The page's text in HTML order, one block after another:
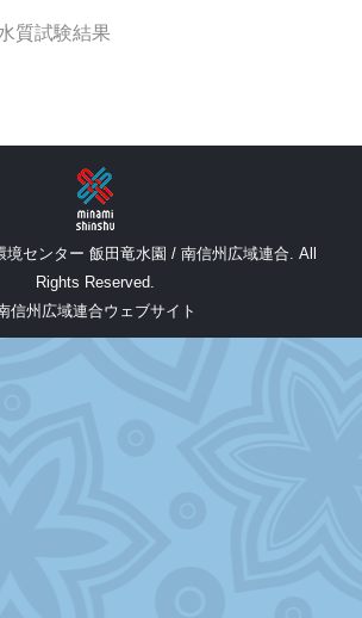
質試験結果
センター 飯田竜水園 / 南信州広域連合. All
Rights Reserved.
信州広域連合ウェブサイト